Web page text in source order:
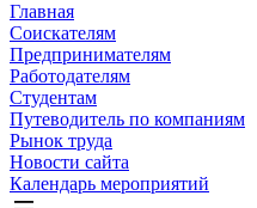
Главная
Соискателям
Предпринимателям
Работодателям
Студентам
Путеводитель по компаниям
Рынок труда
Новости сайта
Календарь мероприятий